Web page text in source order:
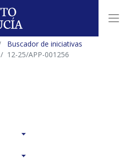
Buscador de iniciativas
12-25/APP-001256